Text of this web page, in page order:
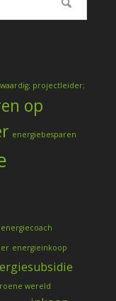
projectleider;
op
energiebesparen
energiecoach
energieinkoop
wereld